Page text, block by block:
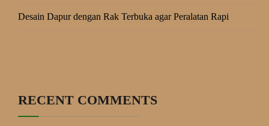
Desain Dapur dengan Rak Terbuka agar Peralatan Rapi
RECENT COMMENTS